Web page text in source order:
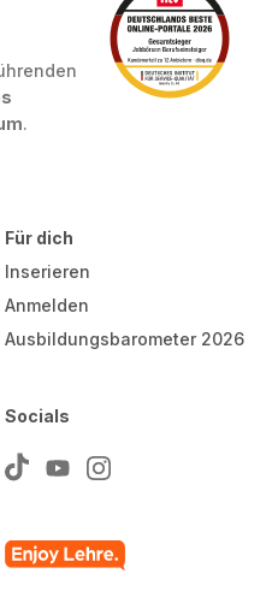
.
Für dich
Inserieren
Anmelden
Ausbildungsbarometer 2026
Socials